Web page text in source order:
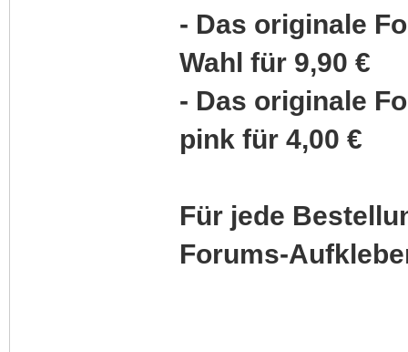
- Das originale
Wahl für 9,90 €
- Das originale
pink für 4,00 €
Für jede
Forums-